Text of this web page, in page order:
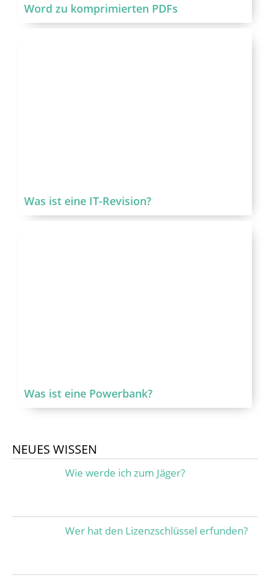
Word zu komprimierten PDFs
Was ist eine IT-Revision?
Was ist eine Powerbank?
NEUES WISSEN
Wie werde ich zum Jäger?
Wer hat den Lizenzschlüssel erfunden?